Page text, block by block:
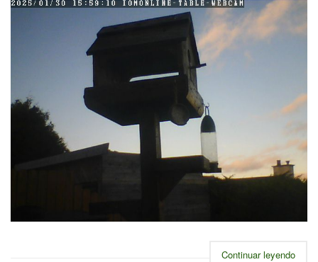
Continuar leyendo